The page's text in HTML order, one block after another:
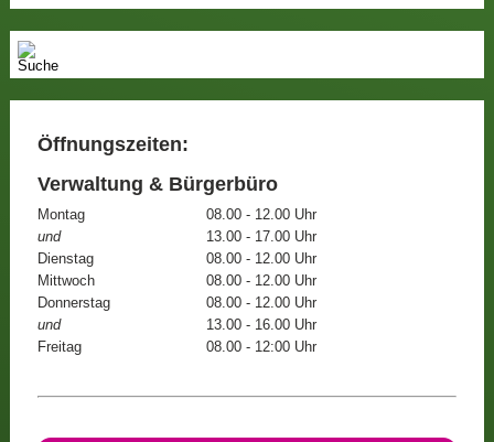
Öffnungszeiten:
Verwaltung & Bürgerbüro
Montag
08.00 - 12.00 Uhr
und
13.00 - 17.00 Uhr
Dienstag
08.00 - 12.00 Uhr
Mittwoch
08.00 - 12.00 Uhr
Donnerstag
08.00 - 12.00 Uhr
und
13.00 - 16.00 Uhr
Freitag
08.00 - 12:00 Uhr